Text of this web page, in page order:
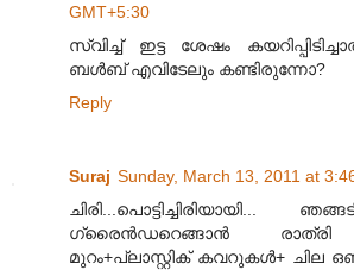
GMT+5:30
സ്വിച്ച് ഇട്ട ശേഷം
ബൾബ് എവിടേലും കണ്ടിരുന്നോ?
Reply
Suraj Sunday, March 13, 2011 at
ചിരി...പൊട്ടിച്ചിരിയായി...
ഗ്രൈൻഡറെങ്ങാൻ രാത്രി
മുറം+പ്ലാസ്റ്റിക് കവറുകൾ+ ചില